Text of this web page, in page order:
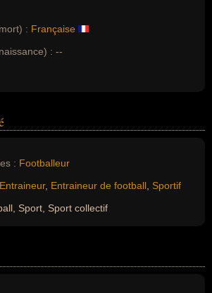
: Française
: --
: Footballeur
Entraineur, Entraineur de football Sportif
Sport, Sport collectif